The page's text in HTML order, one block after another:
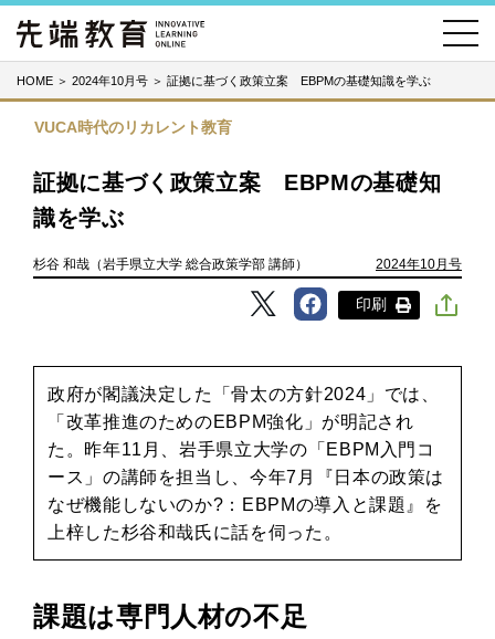
HOME ＞ 2024年10月号 ＞ 証拠に基づく政策立案 EBPMの基礎知識を学ぶ
VUCA時代のリカレント教育
証拠に基づく政策立案 EBPMの基礎知
識を学ぶ
杉谷 和哉（岩手県立大学 総合政策学部 講師） 2024年10月号
印刷
政府が閣議決定した「骨太の方針2024」では、
「改革推進のためのEBPM強化」が明記され
た。昨年11月、岩手県立大学の「EBPM入門コ
ース」の講師を担当し、今年7月『日本の政策は
なぜ機能しないのか?：EBPMの導入と課題』を
上梓した杉谷和哉氏に話を伺った。
課題は専門人材の不足